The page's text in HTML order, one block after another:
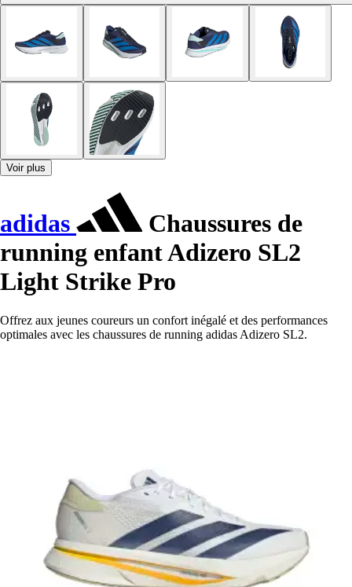
Voir plus
adidas
Chaussures de
running enfant Adizero SL2
Light Strike Pro
Offrez aux jeunes coureurs un confort inégalé et des performances
optimales avec les chaussures de running adidas Adizero SL2.